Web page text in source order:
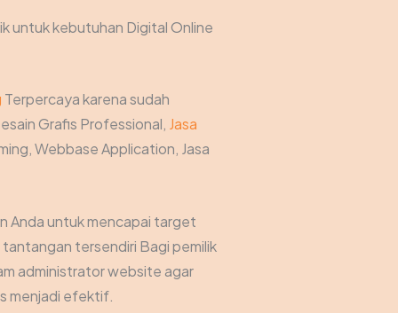
untuk kebutuhan Digital Online
Terpercaya karena sudah
Grafis Professional, Jasa
Webbase Application, Jasa
Anda untuk mencapai target
tersendiri Bagi pemilik
administrator website agar
menjadi efektif.